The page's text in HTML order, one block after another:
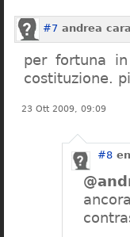
#7 andrea
per fortuna
costituzione.
23 Ott 2009, 09:09
#8